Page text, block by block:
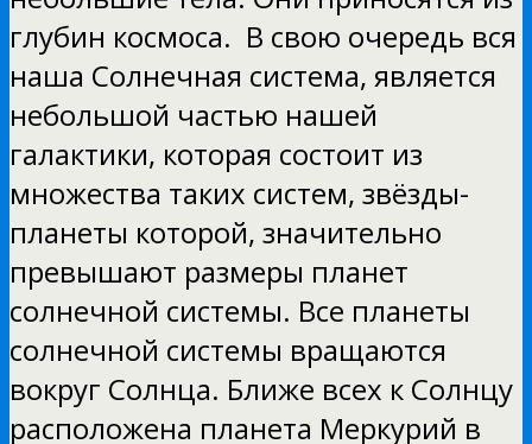
глубин космоса. В свою очередь вся
наша Солнечная система, является
небольшой частью нашей
галактики, которая состоит из
множества таких систем, звёзды-
планеты которой, значительно
превышают размеры планет
солнечной системы. Все планеты
солнечной системы вращаются
вокруг Солнца. Ближе всех к Солнцу
расположена планета Меркурий в